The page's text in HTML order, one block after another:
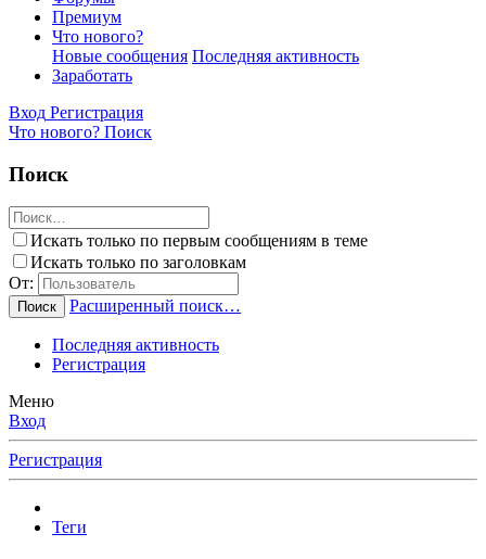
Премиум
Что нового?
Новые сообщения Последняя активность
Заработать
Вход Регистрация
Что нового? Поиск
Поиск
Искать только по первым сообщениям в теме
Искать только по заголовкам
От:
Поиск Расширенный поиск…
Последняя активность
Регистрация
Меню
Вход
Регистрация
Теги